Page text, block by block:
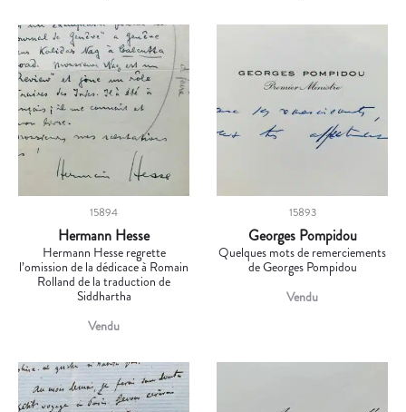
15894
Hermann Hesse
Hermann Hesse regrette
l’omission de la dédicace à Romain
Rolland de la traduction de
Siddhartha
Vendu
15893
Georges Pompidou
Quelques mots de remerciements
de Georges Pompidou
Vendu